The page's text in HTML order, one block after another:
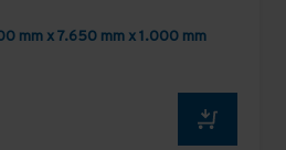
mm x 7.650 mm x 1.000 mm